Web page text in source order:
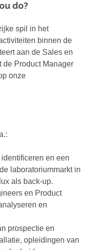
do?
spil in het
binnen de
aan de Sales en
de Product Manager
onze
en een
laboratoriummarkt in
als back-up.
en Product
en
prospectie en
opleidingen van